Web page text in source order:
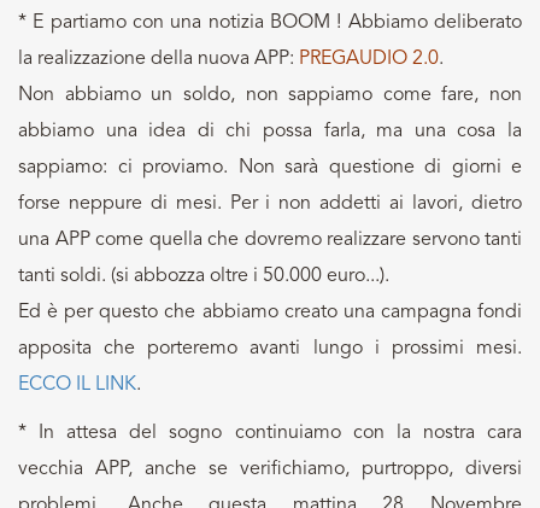
* E partiamo con una notizia BOOM ! Abbiamo deliberato
la realizzazione della nuova APP: PREGAUDIO 2.0.
Non abbiamo un soldo, non sappiamo come fare, non
abbiamo una idea di chi possa farla, ma una cosa la
sappiamo: ci proviamo. Non sarà questione di giorni e
forse neppure di mesi. Per i non addetti ai lavori, dietro
una APP come quella che dovremo realizzare servono tanti
tanti soldi. (si abbozza oltre i 50.000 euro...).
Ed è per questo che abbiamo creato una campagna fondi
apposita che porteremo avanti lungo i prossimi mesi.
ECCO IL LINK.
* In attesa del sogno continuiamo con la nostra cara
vecchia APP, anche se verifichiamo, purtroppo, diversi